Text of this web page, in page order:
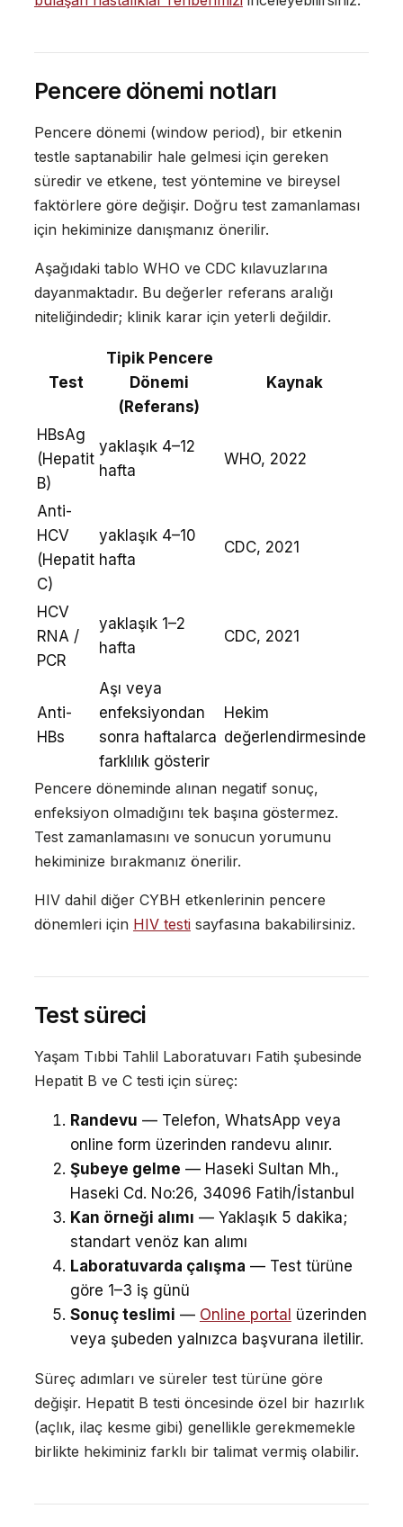
Pencere dönemi notları
Pencere dönemi (window period), bir etkenin
testle saptanabilir hale gelmesi için gereken
süredir ve etkene, test yöntemine ve bireysel
faktörlere göre değişir. Doğru test zamanlaması
için hekiminize danışmanız önerilir.
Aşağıdaki tablo WHO ve CDC kılavuzlarına
dayanmaktadır. Bu değerler referans aralığı
niteliğindedir; klinik karar için yeterli değildir.
Test
Tipik Pencere
Dönemi
(Referans)
Kaynak
HBsAg
(Hepatit
B)
yaklaşık 4–12
hafta
WHO, 2022
Anti-
HCV
(Hepatit
C)
yaklaşık 4–10
hafta
CDC, 2021
HCV
RNA /
PCR
yaklaşık 1–2
hafta
CDC, 2021
Anti-
HBs
Aşı veya
enfeksiyondan
sonra haftalarca
farklılık gösterir
Hekim
değerlendirmesinde
Pencere döneminde alınan negatif sonuç,
enfeksiyon olmadığını tek başına göstermez.
Test zamanlamasını ve sonucun yorumunu
hekiminize bırakmanız önerilir.
HIV dahil diğer CYBH etkenlerinin pencere
dönemleri için HIV testisayfasına bakabilirsiniz.
Test süreci
Yaşam Tıbbi Tahlil Laboratuvarı Fatih şubesinde
Hepatit B ve C testi için süreç:
Randevu — Telefon, WhatsApp veya
online form üzerinden randevu alınır.
Şubeye gelme — Haseki Sultan Mh.,
Haseki Cd. No:26, 34096 Fatih/İstanbul
Kan örneği alımı — Yaklaşık 5 dakika;
standart venöz kan alımı
Laboratuvarda çalışma — Test türüne
göre 1–3 iş günü
Sonuç teslimi — Online portal üzerinden
veya şubeden yalnızca başvurana iletilir.
Süreç adımları ve süreler test türüne göre
değişir. Hepatit B testi öncesinde özel bir hazırlık
(açlık, ilaç kesme gibi) genellikle gerekmemekle
birlikte hekiminiz farklı bir talimat vermiş olabilir.